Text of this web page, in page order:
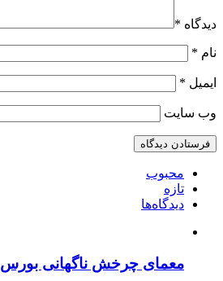
دیدگاه *
نام *
ایمیل *
وب‌ سایت
محبوب
تازه
دیدگاه‌ها
معمای چرخش ناگهانی بورس